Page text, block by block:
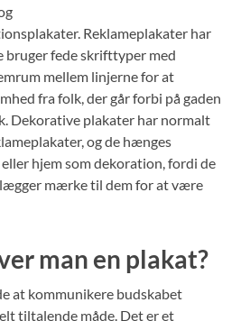
Reklameplakater har
bruger fede skrifttyper med
mellem linjerne for at
fra folk, der går forbi på gaden
Dekorative plakater har normalt
og de hænges
hjem som dekoration, fordi de
mærke til dem for at være
man en plakat?
at kommunikere budskabet
tiltalende måde. Det er et